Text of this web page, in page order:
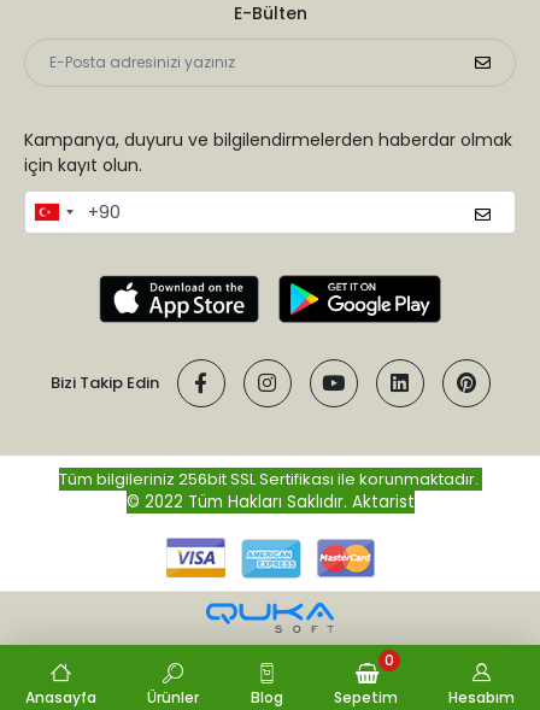
E-Bülten
Kampanya, duyuru ve bilgilendirmelerden haberdar olmak
için kayıt olun.
Bizi Takip Edin
Tüm bilgileriniz 256bit SSL Sertifikası ile korunmaktadır.
© 2022 Tüm Hakları Saklıdır. Aktarist
Anasayfa Ürünler Blog Sepetim
0
Hesabım